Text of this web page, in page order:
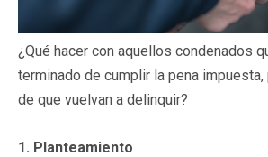
¿Qué hacer con aquellos condenados
terminado de cumplir la pena
de que vuelvan a delinquir?
1. Planteamiento